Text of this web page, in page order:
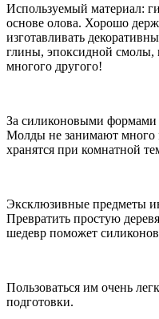
Используемый материал:
основе олова. Хорошо
изготавливать
глины, эпоксидной смолы,
многого другого!
За силиконовыми формами
Молды не занимают много
хранятся при комнатной
Эксклюзивные предметы
Превратить простую
шедевр поможет
Пользоваться им очень
подготовки.